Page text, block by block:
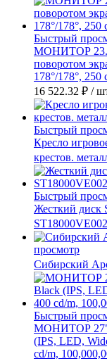
Быстрый
МОНИТОР
поворотом
178°/178°,
16 522.32 ₽ /
Быстрый
Кресло
крестов.
Быстрый
Жесткий диск
ST18000VE002
просмотр
Сибирский
Быстрый
МОНИТОР 27"
(IPS, LED,
cd/m,